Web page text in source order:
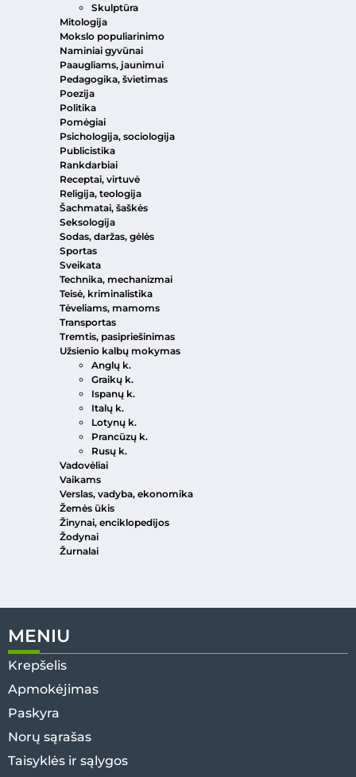
Skulptūra
Mitologija
Mokslo populiarinimo
Naminiai gyvūnai
Paaugliams, jaunimui
Pedagogika, švietimas
Poezija
Politika
Pomėgiai
Psichologija, sociologija
Publicistika
Rankdarbiai
Receptai, virtuvė
Religija, teologija
Šachmatai, šaškės
Seksologija
Sodas, daržas, gėlės
Sportas
Sveikata
Technika, mechanizmai
Teisė, kriminalistika
Tėveliams, mamoms
Transportas
Tremtis, pasipriešinimas
Užsienio kalbų mokymas
Anglų k.
Graikų k.
Ispanų k.
Italų k.
Lotynų k.
Prancūzų k.
Rusų k.
Vadovėliai
Vaikams
Verslas, vadyba, ekonomika
Žemės ūkis
Žinynai, enciklopedijos
Žodynai
Žurnalai
MENIU
Krepšelis
Apmokėjimas
Paskyra
Norų sąrašas
Taisyklės ir sąlygos